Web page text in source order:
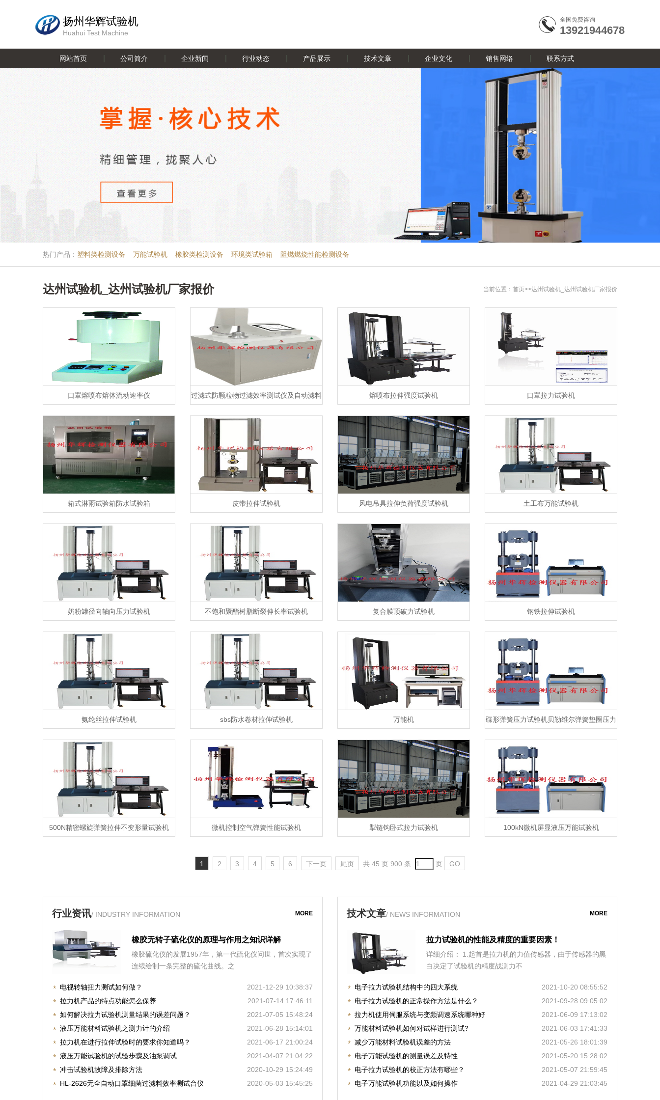
扬州华辉试验机
Huahui Test Machine
全国免费咨询
13921944678
网站首页 公司简介 企业新闻 行业动态 产品展示 技术文章 企业文化 销售网络 联系方式
热门产品： 塑料类检测设备 万能试验机 橡胶类检测设备 环境类试验箱 阻燃燃烧性能检测设备
达州试验机_达州试验机厂家报价 当前位置： 首页>>达州试验机_达州试验机厂家报价
口罩熔喷布熔体流动速率仪 过滤式防颗粒物过滤效率测试仪及自动滤料
测试台
熔喷布拉伸强度试验机 口罩拉力试验机
箱式淋雨试验箱防水试验箱 皮带拉伸试验机 风电吊具拉伸负荷强度试验机 土工布万能试验机
奶粉罐径向轴向压力试验机 不饱和聚酯树脂断裂伸长率试验机 复合膜顶破力试验机 钢铁拉伸试验机
氨纶丝拉伸试验机 sbs防水卷材拉伸试验机 万能机 碟形弹簧压力试验机贝勒维尔弹簧垫圈压力
试验机
500N精密螺旋弹簧拉伸不变形量试验机 微机控制空气弹簧性能试验机 掣链钩卧式拉力试验机 100kN微机屏显液压万能试验机
1 2 3 4 5 6 下一页 尾页 共 45 页 900 条 页 GO
行业资讯/ INDUSTRY INFORMATION MORE
橡胶无转子硫化仪的原理与作用之知识详解
橡胶硫化仪的发展1957年，第一代硫化仪问世，首次实现了
连续绘制一条完整的硫化曲线。之
2021-12-29 10:38:37
电视转轴扭力测试如何做？
2021-07-14 17:46:11
拉力机产品的特点功能怎么保养
2021-07-05 15:48:24
如何解决拉力试验机测量结果的误差问题？
2021-06-28 15:14:01
液压万能材料试验机之测力计的介绍
2021-06-17 21:00:24
拉力机在进行拉伸试验时的要求你知道吗？
2021-04-07 21:04:22
液压万能试验机的试验步骤及油泵调试
2020-10-29 15:24:49
冲击试验机故障及排除方法
2020-05-03 15:45:25
HL-2626无全自动口罩细菌过滤料效率测试台仪
技术文章/ NEWS INFORMATION MORE
拉力试验机的性能及精度的重要因素！
详细介绍： 1.起首是拉力机的力值传感器，由于传感器的黑
白决定了试验机的精度战测力不
2021-10-20 08:55:52
电子拉力试验机结构中的四大系统
2021-09-28 09:05:02
电子拉力试验机的正常操作方法是什么？
2021-06-09 17:13:02
拉力机使用伺服系统与变频调速系统哪种好
2021-06-03 17:41:33
万能材料试验机如何对试样进行测试?
2021-05-26 18:01:39
减少万能材料试验机误差的方法
2021-05-20 15:28:02
电子万能试验机的测量误差及特性
2021-05-07 21:59:45
电子拉力试验机的校正方法有哪些？
2021-04-29 21:03:45
电子万能试验机功能以及如何操作